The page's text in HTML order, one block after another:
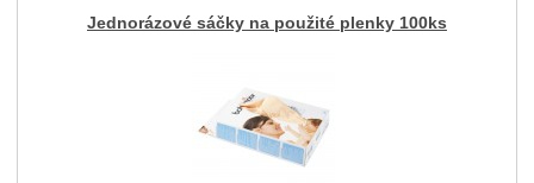
Jednorázové sáčky na použité plenky 100ks